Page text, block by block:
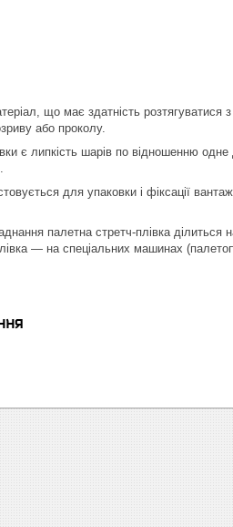
що має здатність розтягуватися
або проколу.
є липкість шарів по відношенню
для упаковки і фіксації
палетна стретч-плівка
— на спеціальних машинах